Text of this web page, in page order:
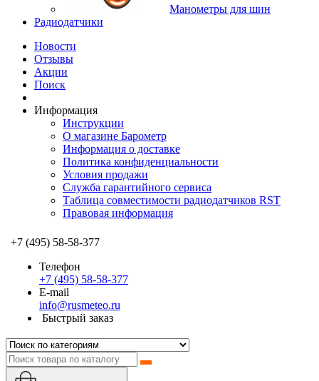
Манометры для шин
Радиодатчики
Новости
Отзывы
Акции
Поиск
Информация
Инструкции
О магазине Барометр
Информация о доставке
Политика конфиденциальности
Условия продажи
Служба гарантийного сервиса
Таблица совместимости радиодатчиков RST
Правовая информация
+7 (495) 58-58-377
Телефон
+7 (495) 58-58-377
E-mail
info@rusmeteo.ru
Быстрый заказ